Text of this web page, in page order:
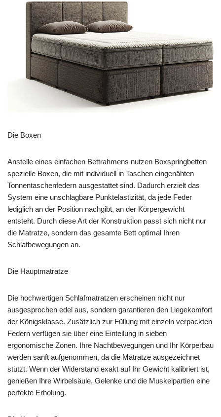
Die Boxen
Anstelle eines einfachen Bettrahmens nutzen Boxspringbetten
spezielle Boxen, die mit individuell in Taschen eingenähten
Tonnentaschenfedern ausgestattet sind. Dadurch erzielt das
System eine unschlagbare Punktelastizität, da jede Feder
lediglich an der Position nachgibt, an der Körpergewicht
entsteht. Durch diese Art der Konstruktion passt sich nicht nur
die Matratze, sondern das gesamte Bett optimal Ihren
Schlafbewegungen an.
Die Hauptmatratze
Die hochwertigen Schlafmatratzen erscheinen nicht nur
ausgesprochen edel aus, sondern garantieren den Liegekomfort
der Königsklasse. Zusätzlich zur Füllung mit einzeln verpackten
Federn verfügen sie über eine Einteilung in sieben
ergonomische Zonen. Ihre Nachtbewegungen und Ihr Körperbau
werden sanft aufgenommen, da die Matratze ausgezeichnet
stützt. Wenn der Widerstand exakt auf Ihr Gewicht kalibriert ist,
genießen Ihre Wirbelsäule, Gelenke und die Muskelpartien eine
perfekte Erholung.